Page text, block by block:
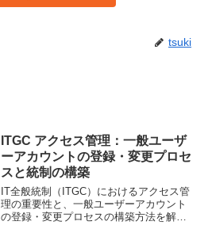
tsuki
ITGC アクセス管理：一般ユーザ
ーアカウントの登録・変更プロセ
スと統制の構築
IT全般統制（ITGC）におけるアクセス管
理の重要性と、一般ユーザーアカウント
の登録・変更プロセスの構築方法を解